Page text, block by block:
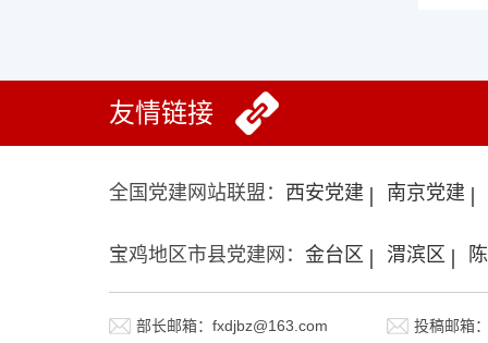
友情链接
全国党建网站联盟： 西安党建 南京党建
宝鸡地区市县党建网： 金台区 渭滨区
部长邮箱：fxdjbz@163.com 投稿邮箱